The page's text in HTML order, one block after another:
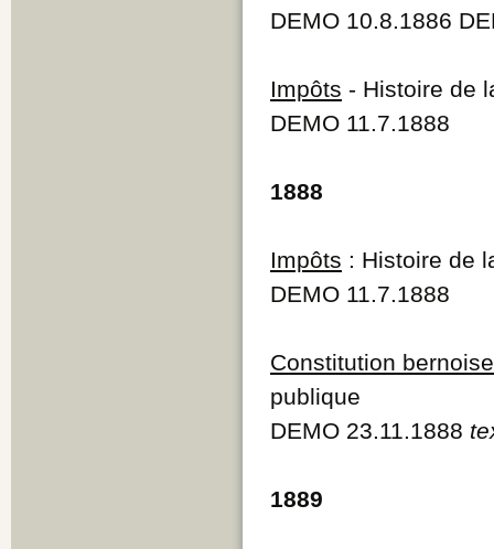
DEMO 10.8.1886
Impôts - Histoire de
DEMO 11.7.1888
1888
Impôts : Histoire de
DEMO 11.7.1888
Constitution bernoise
publique
DEMO 23.11.1888
1889